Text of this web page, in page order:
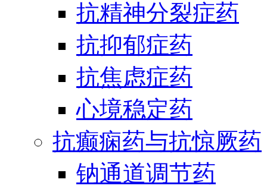
抗精神分裂症药
抗抑郁症药
抗焦虑症药
心境稳定药
抗癫痫药与抗惊厥药
钠通道调节药